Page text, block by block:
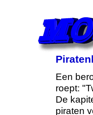
Een
roept:
De
piraten